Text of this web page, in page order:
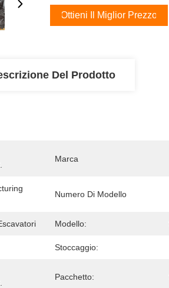
Ottieni Il Miglior Prezzo
Del Prodotto
Marca
Numero Di Modello
Modello:
Stoccaggio:
Pacchetto: